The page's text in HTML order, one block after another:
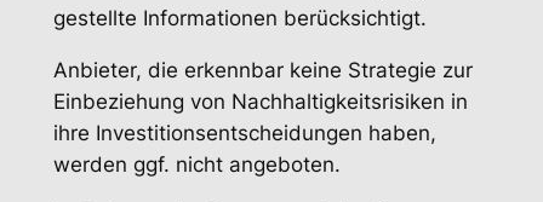
gestellte Informationen berücksichtigt.
Anbieter, die erkennbar keine Strategie zur
Einbeziehung von Nachhaltigkeitsrisiken in
ihre Investitionsentscheidungen haben,
werden ggf. nicht angeboten.